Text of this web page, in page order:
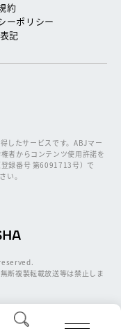
約
ーポリシー
記
したサービスです。ABJマー
者からコンテンツ使用許諾を
録番号 第6091713号）で
い。
断複製転載放送等は禁止しま